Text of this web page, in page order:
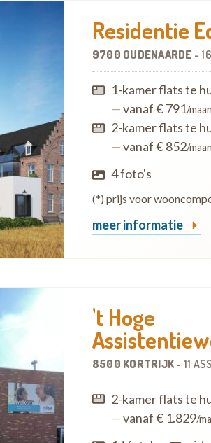
Residentie
9700 OUDENAARDE -
1-kamer flats te
—vanaf € 791/
2-kamer flats te
—vanaf € 852/
4 foto's
(*) prijs voor
meer informatie
't Hoge
8500 KORTRIJK- 11
2-kamer flats te
—vanaf € 1.829/